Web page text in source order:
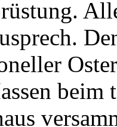
beim